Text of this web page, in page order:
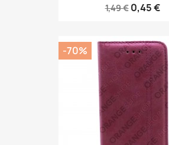
1,49 € 0,45 €
-70%